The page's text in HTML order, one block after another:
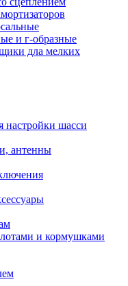
и г-образные
дла мелких
настройки шасси
антенны
и кормушками